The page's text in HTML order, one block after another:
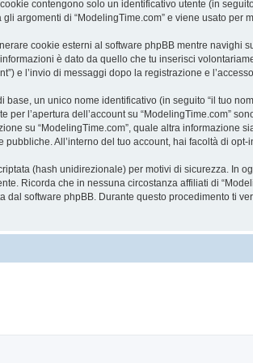
contengono solo un identificativo utente (in
argomenti di “ModelingTime.com” e viene usato
cookie esterni al software phpBB mentre navighi
è dato da quello che tu inserisci
e l’invio di messaggi dopo la registrazione e
base, un unico nome identificativo (in seguito “il tuo
per l’apertura dell’account su “ModelingTime.com”
su “ModelingTime.com”, quale altra informazione
pubbliche. All’interno del tuo account, hai facoltà di
(hash unidirezionale) per motivi di sicurezza. In
Ricorda che in nessuna circostanza affiliati di
dal software phpBB. Durante questo procedimento ti